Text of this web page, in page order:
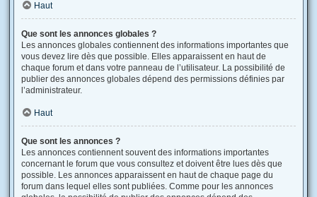
Haut
Que sont les annonces globales ?
Les annonces globales contiennent des informations importantes que
vous devez lire dès que possible. Elles apparaissent en haut de
chaque forum et dans votre panneau de l’utilisateur. La possibilité de
publier des annonces globales dépend des permissions définies par
l’administrateur.
Haut
Que sont les annonces ?
Les annonces contiennent souvent des informations importantes
concernant le forum que vous consultez et doivent être lues dès que
possible. Les annonces apparaissent en haut de chaque page du
forum dans lequel elles sont publiées. Comme pour les annonces